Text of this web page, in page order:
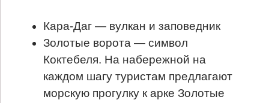
Кара-Даг — вулкан и заповедник
Золотые ворота — символ
Коктебеля. На набережной на
каждом шагу туристам предлагают
морскую прогулку к арке Золотые